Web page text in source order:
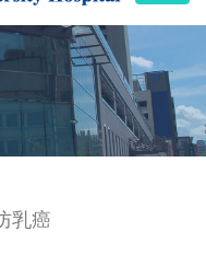
乳癌